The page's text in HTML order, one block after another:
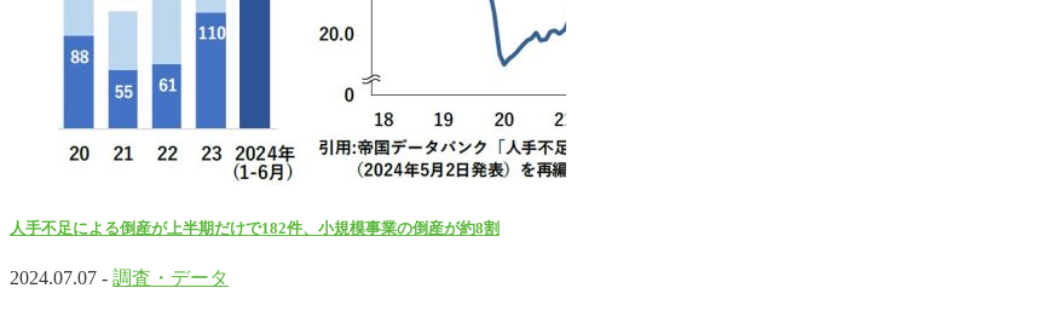
人手不足による倒産が上半期だけで182件、小規模事業の倒産が約8割
2024.07.07 - 調査・データ